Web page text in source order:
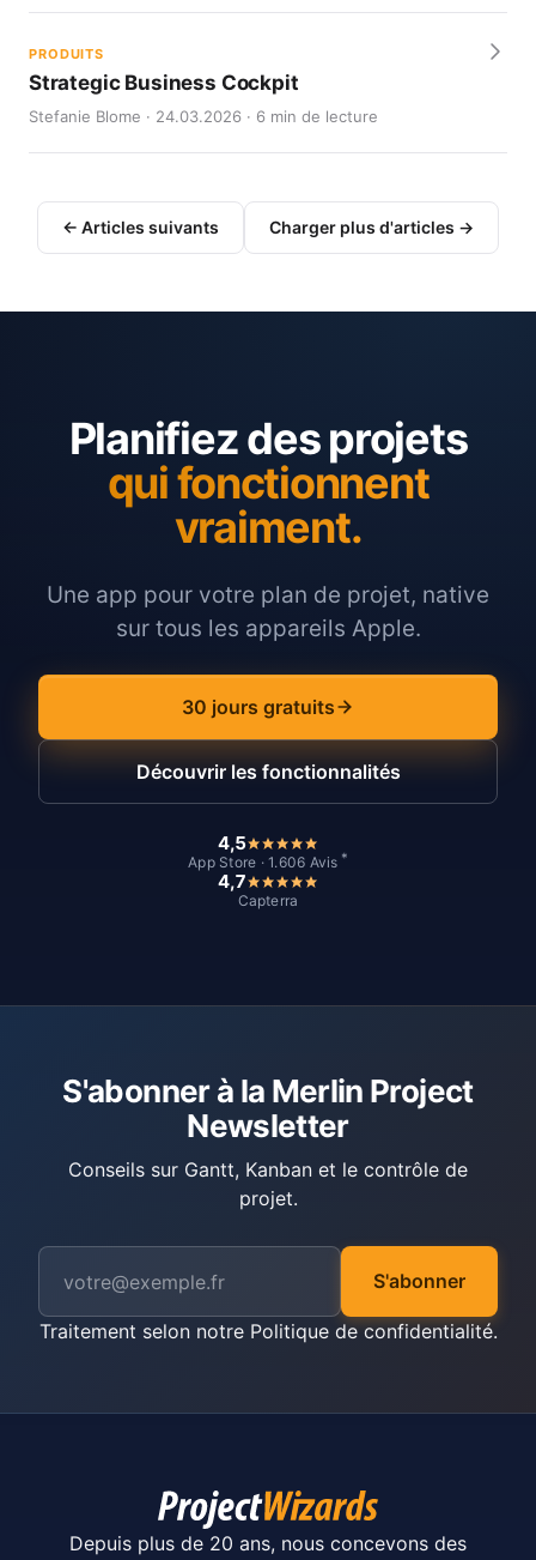
PRODUITS
Strategic Business Cockpit
Stefanie Blome · 24.03.2026 · 6 min de lecture
← Articles suivants Charger plus d'articles →
Planifiez des projets
qui fonctionnent
vraiment.
Une app pour votre plan de projet, native
sur tous les appareils Apple.
30 jours gratuits
Découvrir les fonctionnalités
4,5
App Store · 1.606 Avis *
4,7
Capterra
S'abonner à la Merlin Project
Newsletter
Conseils sur Gantt, Kanban et le contrôle de
projet.
S'abonner
Traitement selon notre Politique de confidentialité.
Depuis plus de 20 ans, nous concevons des